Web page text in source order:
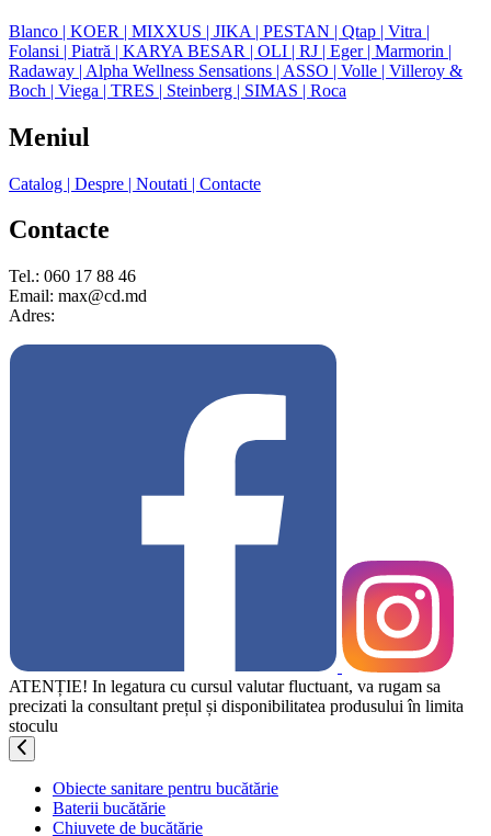
Blanco | KOER | MIXXUS | JIKA | PESTAN | Qtap | Vitra |
Folansi | Piatră | KARYA BESAR | OLI | RJ | Eger | Marmorin |
Radaway | Alpha Wellness Sensations | ASSO | Volle | Villeroy &
Boch | Viega | TRES | Steinberg | SIMAS | Roca
Meniul
Catalog | Despre | Noutati | Contacte
Contacte
Tel.: 060 17 88 46
Email: max@cd.md
Adres:
ATENȚIE! In legatura cu cursul valutar fluctuant, va rugam sa
precizati la consultant prețul și disponibilitatea produsului în limita
stoculu
Obiecte sanitare pentru bucătărie
Baterii bucătărie
Chiuvete de bucătărie